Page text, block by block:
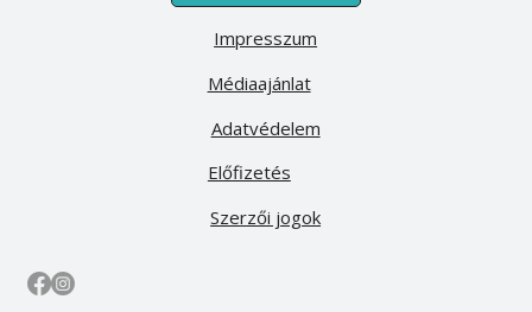
Médiaajánlat
Előfizetés
Impresszum
Adatvédelem
Szerzői jogok